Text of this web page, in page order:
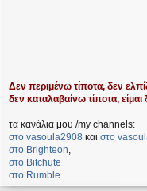
Δεν περιμένω τίποτα, δεν
δεν καταλαβαίνω τίποτα, είμαι
τα κανάλια μου /my channels:
στο vasoula2908 και στο
στο Βrighteon,
στο Bitchute
στο Rumble